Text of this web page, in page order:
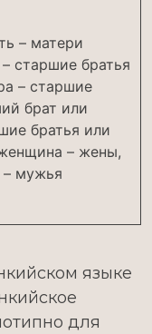
– матери
старшие братья
– старшие
брат или
братья или
– жены,
мужья
языке
для